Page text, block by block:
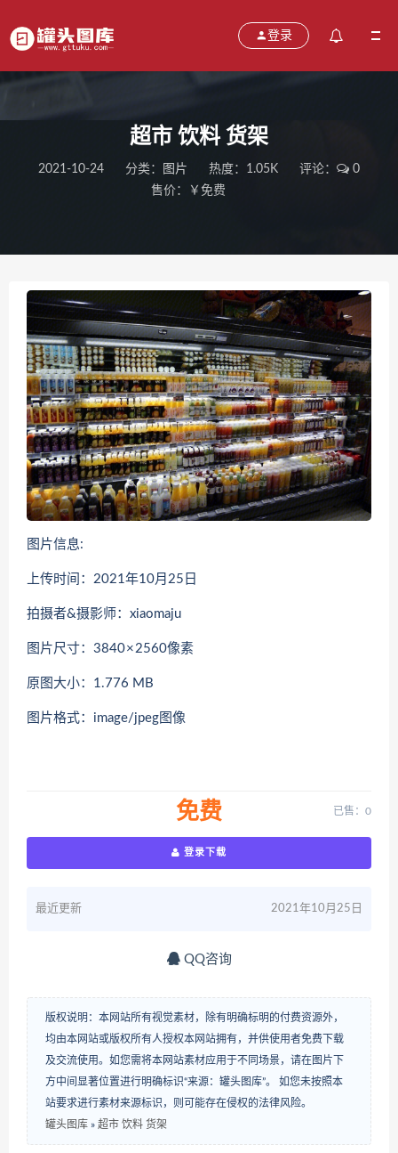
登录
超市 饮料 货架
2021-10-24 分类： 图片 热度：1.05K 评论：
0
售价：￥免费
图片信息:
上传时间：2021年10月25日
拍摄者&摄影师：xiaomaju
图片尺寸：3840 × 2560像素
原图大小：1.776 MB
图片格式：image/jpeg图像
免费 已售：0
登录下载
最近更新 2021年10月25日
QQ咨询
版权说明：本网站所有视觉素材，除有明确标明的付费资源外，
均由本网站或版权所有人授权本网站拥有，并供使用者免费下载
及交流使用。如您需将本网站素材应用于不同场景，请在图片下
方中间显著位置进行明确标识“来源：罐头图库”。 如您未按照本
站要求进行素材来源标识，则可能存在侵权的法律风险。
罐头图库 » 超市 饮料 货架